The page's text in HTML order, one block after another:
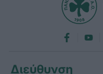
Διεύθυνση